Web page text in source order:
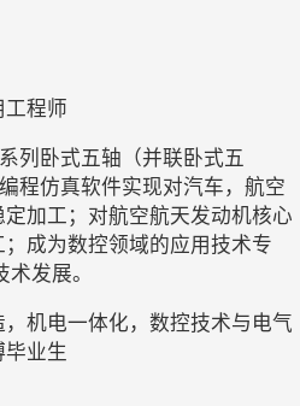
工程师
列卧式五轴（并联卧式五
程仿真软件实现对汽车，航空
加工；对航空航天发动机核心
成为数控领域的应用技术专
发展。
机电一体化，数控技术与电气
业生